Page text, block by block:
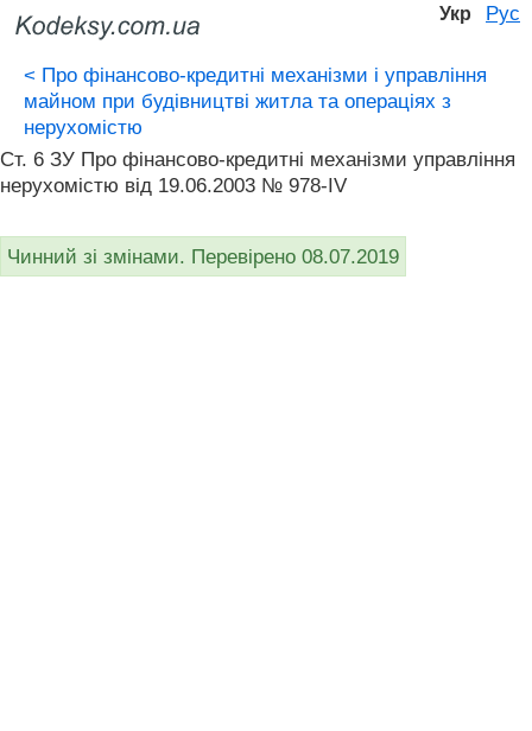
Укр Рус
< Про фінансово-кредитні механізми і управління
майном при будівництві житла та операціях з
нерухомістю
Ст. 6 ЗУ Про фінансово-кредитні механізми управління
нерухомістю від 19.06.2003 № 978-IV
Чинний зі змінами. Перевірено 08.07.2019